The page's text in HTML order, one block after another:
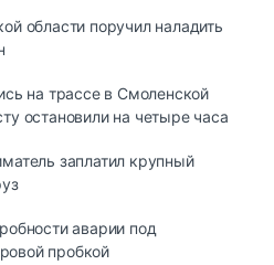
области поручил наладить
на трассе в Смоленской
остановили на четыре часа
заплатил крупный
аварии под
пробкой